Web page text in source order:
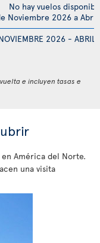
2026 - ABRIL
No hay vuelos
Noviembre 2026 a
e incluyen tasas e
América del Norte.
una visita